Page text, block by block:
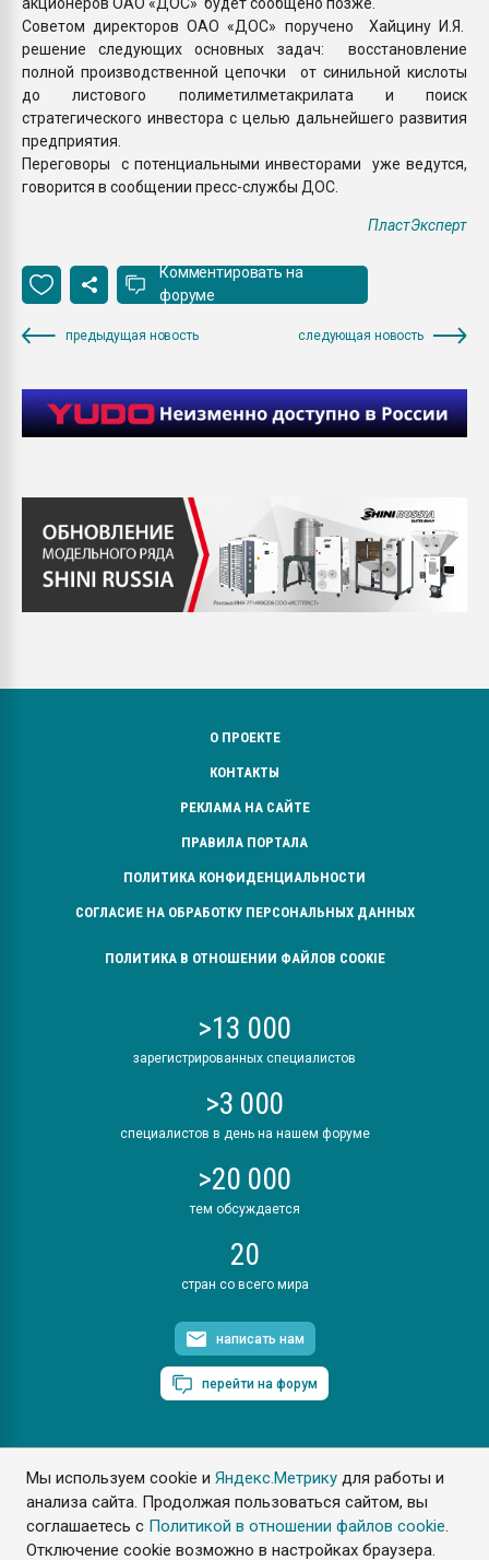
Мы используем cookie иЯндекс.Метрику для работы и
анализа сайта. Продолжая пользоваться сайтом, вы
соглашаетесь с Политикой в отношении файлов cookie.
Отключение cookie возможно в настройках браузера.
Советом директоров ОАО «ДОС» поручено Хайцину И.Я.
решение следующих основных задач: восстановление
полной производственной цепочки от синильной кислоты
до листового полиметилметакрилата и поиск
стратегического инвестора с целью дальнейшего развития
предприятия.
Переговоры с потенциальными инвесторами уже ведутся,
говорится в сообщении пресс-службы ДОС.
ПластЭксперт
Комментировать на
форуме
предыдущая новость следующая новость
О ПРОЕКТЕ
КОНТАКТЫ
РЕКЛАМА НА САЙТЕ
ПРАВИЛА ПОРТАЛА
ПОЛИТИКА КОНФИДЕНЦИАЛЬНОСТИ
СОГЛАСИЕ НА ОБРАБОТКУ ПЕРСОНАЛЬНЫХ ДАННЫХ
ПОЛИТИКА В ОТНОШЕНИИ ФАЙЛОВ COOKIE
>13 000
зарегистрированных специалистов
>3 000
специалистов в день на нашем форуме
>20 000
тем обсуждается
20
стран со всего мира
написать нам
перейти на форум
ПластЭксперт © 2006. Все права защищены
Разрешается копирование материалов сайта с обязательной
ссылкой на www.e-plastic.ru
Разработка сайта